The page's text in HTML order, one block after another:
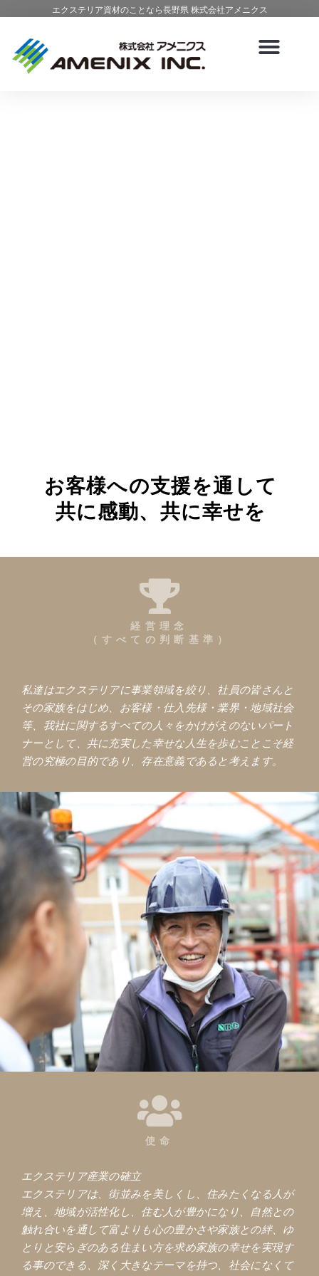
エクステリア資材のことなら長野県 株式会社アメニクス
お客様への支援を通して
共に感動、共に幸せを​
経営理念
（すべての判断基準）
私達はエクステリアに事業領域を絞り、社員の皆さんと
その家族をはじめ、お客様・仕入先様・業界・地域社会
等、我社に関するすべての人々をかけがえのないパート
ナーとして、共に充実した幸せな人生を歩むことこそ経
営の究極の目的であり、存在意義であると考えます。
使命
エクステリア産業の確立
エクステリアは、街並みを美しくし、住みたくなる人が
増え、地域が活性化し、住む人が豊かになり、自然との
触れ合いを通して富よりも心の豊かさや家族との絆、ゆ
とりと安らぎのある住まい方を求め家族の幸せを実現す
る事のできる、深く大きなテーマを持つ、社会になくて